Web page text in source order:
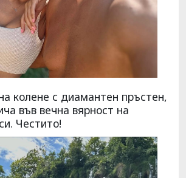
колене с диамантен пръстен,
във вечна вярност на
Честито!